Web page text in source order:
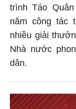
trình Táo
năm công tác
nhiều giải
Nhà nước
dân.